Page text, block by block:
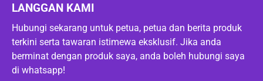
LANGGAN KAMI
Hubungi sekarang untuk petua, petua dan berita produk
terkini serta tawaran istimewa eksklusif. Jika anda
berminat dengan produk saya, anda boleh hubungi saya
di whatsapp!